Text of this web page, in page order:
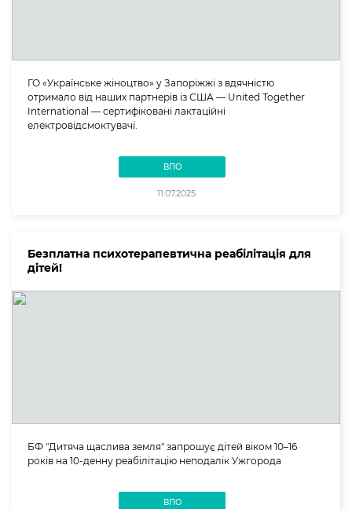
ГО «Українське жіноцтво» у Запоріжжі з вдячністю
отримало від наших партнерів із США — United Together
International — сертифіковані лактаційні
електровідсмоктувачі.
ВПО
11.07.2025
Безплатна психотерапевтична реабілітація для
дітей!
БФ "Дитяча щаслива земля" запрошує дітей віком 10–16
років на 10-денну реабілітацію неподалік Ужгорода
ВПО